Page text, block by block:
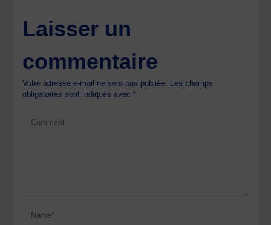
Laisser un
commentaire
Votre adresse e-mail ne sera pas publiée. Les champs
obligatoires sont indiqués avec*